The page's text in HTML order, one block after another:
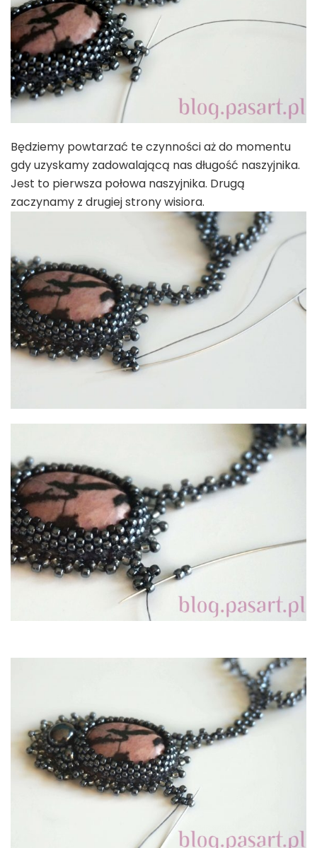
Będziemy powtarzać te czynności aż do momentu
gdy uzyskamy zadowalającą nas długość naszyjnika.
Jest to pierwsza połowa naszyjnika. Drugą
zaczynamy z drugiej strony wisiora.